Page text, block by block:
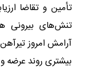
تأمین و تقاضا
تنش‌های بیرونی
آرامش امروز
بیشتری روند عرضه و